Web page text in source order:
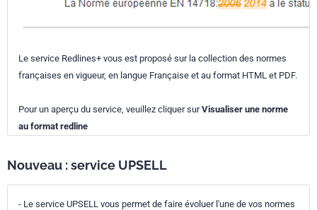
Le service Redlines+ vous est proposé sur la collection des normes
françaises en vigueur, en langue Française et au format HTML et PDF.
Pour un aperçu du service, veuillez cliquer surVisualiser une norme
au format redline
Nouveau : service UPSELL
- Le service UPSELL vous permet de faire évoluer l'une de vos normes